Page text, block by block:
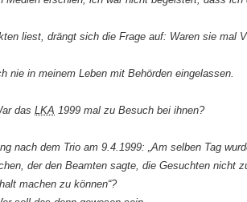
liest, drängt sich die Frage auf: Waren sie mal
nie in meinem Leben mit Behörden eingelassen.
das LKA 1999 mal zu Besuch bei ihnen?
nach dem Trio am 9.4.1999: „Am selben Tag
der den Beamten sagte, die Gesuchten nicht
machen zu können“?